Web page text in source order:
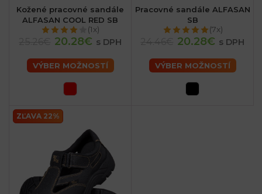
Kožené pracovné sandále
ALFASAN COOL RED SB
(1x)
20.28€ s DPH
VÝBER MOŽNOSTÍ
Pracovné sandále ALFASAN
SB
(7x)
20.28€ s DPH
VÝBER MOŽNOSTÍ
ZĽAVA 22%